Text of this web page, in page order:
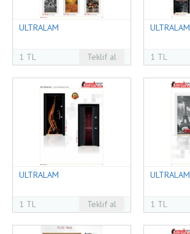
ULTRALAM
1 TL Teklif al
ULTRALAM
1 TL
ULTRALAM
1 TL Teklif al
ULTRALAM
1 TL